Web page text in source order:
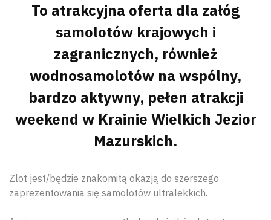
To atrakcyjna oferta dla załóg
samolotów krajowych i
zagranicznych, również
wodnosamolotów na wspólny,
bardzo aktywny, pełen atrakcji
weekend w Krainie Wielkich Jezior
Mazurskich.
Zlot jest/będzie znakomitą okazją do szerszego
zaprezentowania się samolotów ultralekkich.